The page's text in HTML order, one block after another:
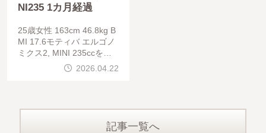
NI235 1カ月経過
25歳女性 163cm 46.8kg B
MI 17.6モティバ エルゴノ
ミクス2, MINI 235ccを用
いて、ハイブリッド豊胸を
2026.04.22
記事一覧へ